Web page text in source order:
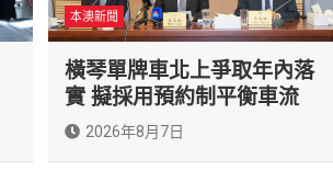
本澳新聞
橫琴單牌車北上爭取年內落
實 擬採用預約制平衡車流
2026年8月7日